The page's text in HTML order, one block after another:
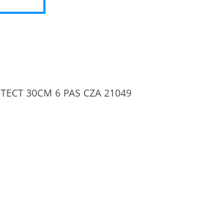
30CM 6 PAS CZA 21049